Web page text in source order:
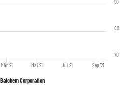
Balchem Corporation
Mär '21 Mai '21 Jul '21 Sep '21
70
80
90